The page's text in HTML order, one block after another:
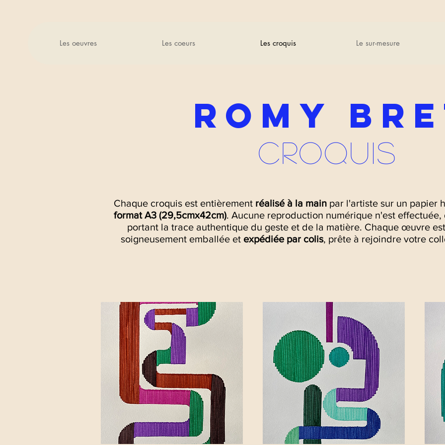
Les oeuvres Les coeurs Les croquis Le sur-mesure
ROMY
Croquis
Chaque croquis est entièrement réalisé à la main par l'artiste sur un papier
format A3 (29,5cmx42cm). Aucune reproduction numérique n'est effectuée,
portant la trace authentique du geste et de la matière. Chaque œuvre est
soigneusement emballée et expédiée par colis, prête à rejoindre votre